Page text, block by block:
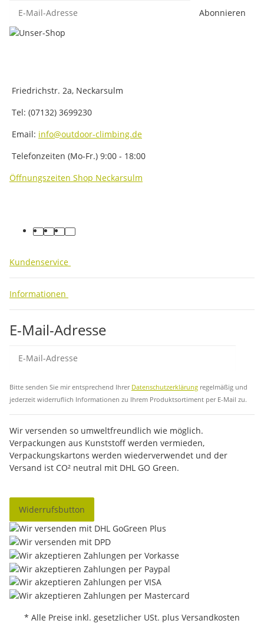
Abonnieren
Friedrichstr. 2a, Neckarsulm
Tel: (07132) 3699230
Email: info@outdoor-climbing.de
Telefonzeiten (Mo-Fr.) 9:00 - 18:00
Öffnungszeiten Shop Neckarsulm
facebook
youtube
instagram
tiktok
Kundenservice
Informationen
E-Mail-Adresse
Bitte senden Sie mir entsprechend Ihrer Datenschutzerklärung regelmäßig und
jederzeit widerruflich Informationen zu Ihrem Produktsortiment per E-Mail zu.
Wir versenden so umweltfreundlich wie möglich.
Verpackungen aus Kunststoff werden vermieden,
Verpackungskartons werden wiederverwendet und der
Versand ist CO² neutral mit DHL GO Green.
Widerrufsbutton
* Alle Preise inkl. gesetzlicher USt. plus Versandkosten